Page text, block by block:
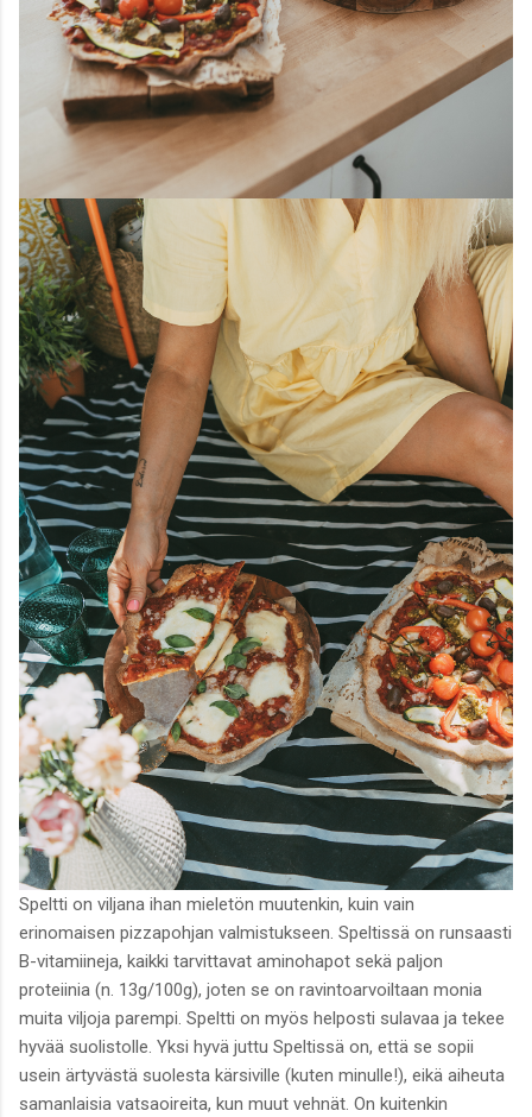
Speltti on viljana ihan mieletön muutenkin, kuin vain
erinomaisen pizzapohjan valmistukseen. Speltissä on runsaasti
B-vitamiineja, kaikki tarvittavat aminohapot sekä paljon
proteiinia (n. 13g/100g), joten se on ravintoarvoiltaan monia
muita viljoja parempi. Speltti on myös helposti sulavaa ja tekee
hyvää suolistolle. Yksi hyvä juttu Speltissä on, että se sopii
usein ärtyvästä suolesta kärsiville (kuten minulle!), eikä aiheuta
samanlaisia vatsaoireita, kun muut vehnät. On kuitenkin